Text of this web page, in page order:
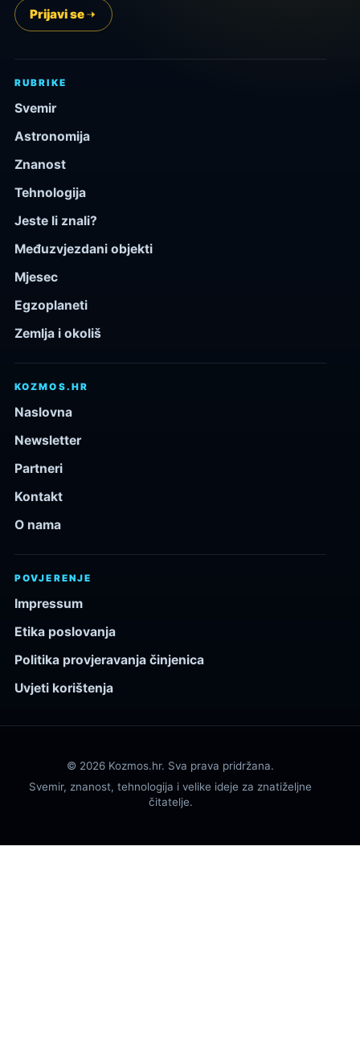
Prijavi se
RUBRIKE
Svemir
Astronomija
Znanost
Tehnologija
Jeste li znali?
Međuzvjezdani objekti
Mjesec
Egzoplaneti
Zemlja i okoliš
KOZMOS.HR
Naslovna
Newsletter
Partneri
Kontakt
O nama
POVJERENJE
Impressum
Etika poslovanja
Politika provjeravanja činjenica
Uvjeti korištenja
© 2026 Kozmos.hr. Sva prava pridržana.
Svemir, znanost, tehnologija i velike ideje za znatiželjne
čitatelje.